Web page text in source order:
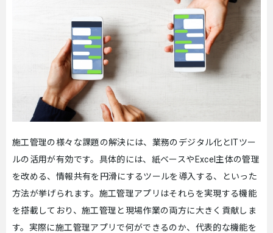
施工管理の様々な課題の解決には、業務のデジタル化とITツー
ルの活用が有効です。具体的には、紙ベースやExcel主体の管理
を改める、情報共有を円滑にするツールを導入する、といった
方法が挙げられます。施工管理アプリはそれらを実現する機能
を搭載しており、施工管理と現場作業の両方に大きく貢献しま
す。実際に施工管理アプリで何ができるのか、代表的な機能を